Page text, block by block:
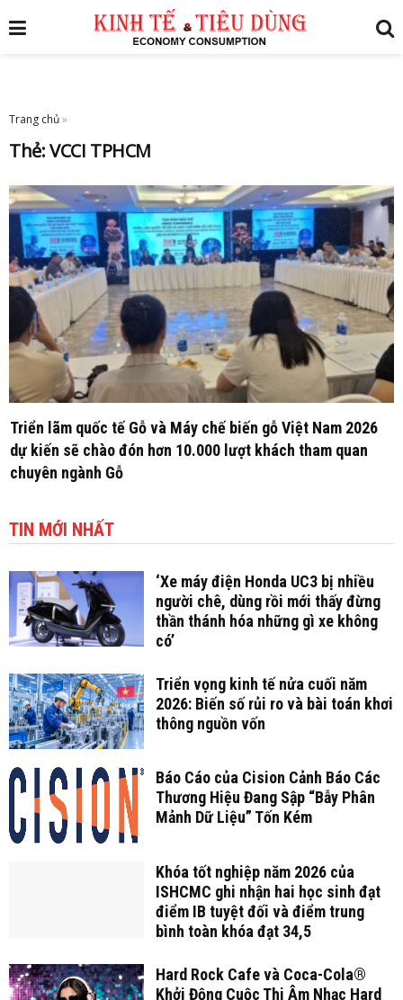
Trang chủ»
Thẻ:VCCI TPHCM
Triển lãm quốc tế Gỗ và Máy chế biến gỗ Việt Nam 2026
dự kiến sẽ chào đón hơn 10.000 lượt khách tham quan
chuyên ngành Gỗ
TIN MỚI NHẤT
‘Xe máy điện Honda UC3 bị nhiều
người chê, dùng rồi mới thấy đừng
thần thánh hóa những gì xe không
có’
Triển vọng kinh tế nửa cuối năm
2026: Biến số rủi ro và bài toán khơi
thông nguồn vốn
Báo Cáo của Cision Cảnh Báo Các
Thương Hiệu Đang Sập “Bẫy Phân
Mảnh Dữ Liệu” Tốn Kém
Khóa tốt nghiệp năm 2026 của
ISHCMC ghi nhận hai học sinh đạt
điểm IB tuyệt đối và điểm trung
bình toàn khóa đạt 34,5
Hard Rock Cafe và Coca-Cola®
Khởi Động Cuộc Thi Âm Nhạc Hard